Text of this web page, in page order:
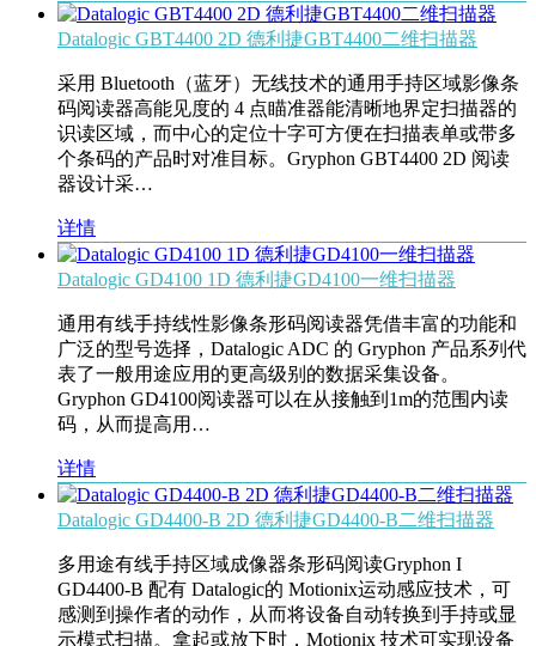
Datalogic GBT4400 2D 德利捷GBT4400二维扫描器
采用 Bluetooth（蓝牙）无线技术的通用手持区域影像条
码阅读器高能见度的 4 点瞄准器能清晰地界定扫描器的
识读区域，而中心的定位十字可方便在扫描表单或带多
个条码的产品时对准目标。Gryphon GBT4400 2D 阅读
器设计采…
详情
Datalogic GD4100 1D 德利捷GD4100一维扫描器
通用有线手持线性影像条形码阅读器凭借丰富的功能和
广泛的型号选择，Datalogic ADC 的 Gryphon 产品系列代
表了一般用途应用的更高级别的数据采集设备。
Gryphon GD4100阅读器可以在从接触到1m的范围内读
码，从而提高用…
详情
Datalogic GD4400-B 2D 德利捷GD4400-B二维扫描器
多用途有线手持区域成像器条形码阅读Gryphon I
GD4400-B 配有 Datalogic的 Motionix运动感应技术，可
感测到操作者的动作，从而将设备自动转换到手持或显
示模式扫描。拿起或放下时，Motionix 技术可实现设备